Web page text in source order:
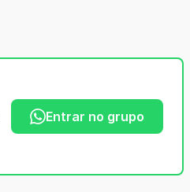
Entrar no grupo